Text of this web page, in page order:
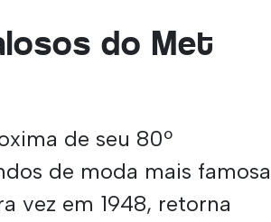
do Met
de seu 80º
de moda mais famosa
vez em 1948, retorna